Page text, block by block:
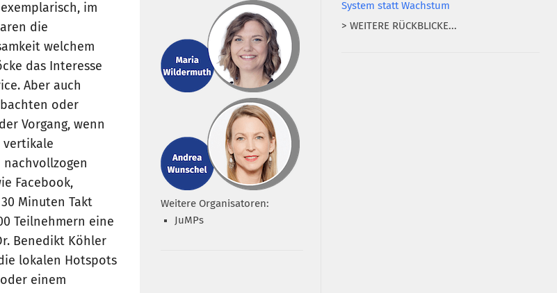
im
die
welchem
das Interesse
Aber auch
oder
Vorgang, wenn
vertikale
nachvollzogen
Facebook,
Minuten Takt
Teilnehmern eine
Benedikt Köhler
lokalen Hotspots
einem
System statt Wachstum
> WEITERE RÜCKBLICKE...
Weitere Organisatoren:
JuMPs